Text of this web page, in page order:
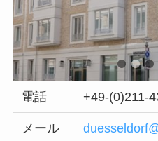
電話 +49-(0)211-
メール